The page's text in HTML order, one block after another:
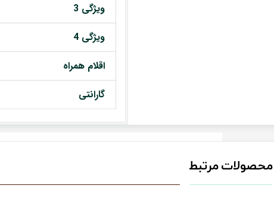
ویژگی 3
ویژگی 4
اقلام همراه
گارانتی
محصولات مرتبط